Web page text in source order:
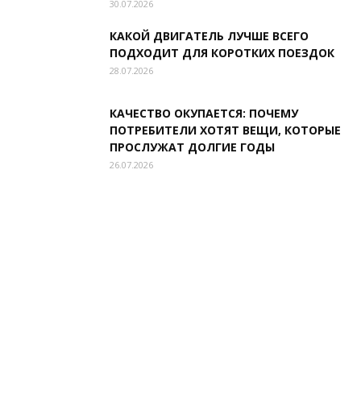
30.07.2026
КАКОЙ ДВИГАТЕЛЬ ЛУЧШЕ ВСЕГО
ПОДХОДИТ ДЛЯ КОРОТКИХ ПОЕЗДОК
28.07.2026
КАЧЕСТВО ОКУПАЕТСЯ: ПОЧЕМУ
ПОТРЕБИТЕЛИ ХОТЯТ ВЕЩИ, КОТОРЫЕ
ПРОСЛУЖАТ ДОЛГИЕ ГОДЫ
26.07.2026